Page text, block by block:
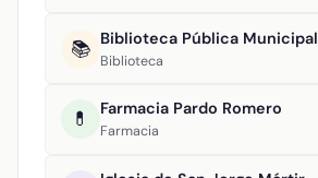
📚 Biblioteca Pública Municipal
Biblioteca
💊 Farmacia Pardo Romero
Farmacia